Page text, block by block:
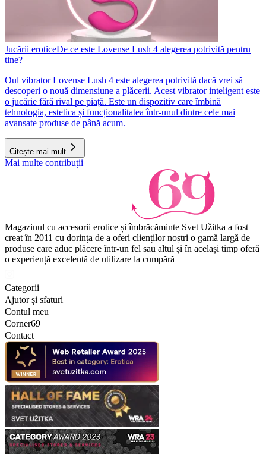
Jucării eroticeDe ce este Lovense Lush 4 alegerea potrivită pentru
tine?
Oul vibrator Lovense Lush 4 este alegerea potrivită dacă vrei să
descoperi o nouă dimensiune a plăcerii. Acest vibrator inteligent este
o jucărie fără rival pe piață. Este un dispozitiv care îmbină
tehnologia, estetica și funcționalitatea într-unul dintre cele mai
avansate produse de până acum.
Citește mai mult
Mai multe contribuții
Magazinul cu accesorii erotice și îmbrăcăminte Svet Užitka a fost
creat în 2011 cu dorința de a oferi clienților noștri o gamă largă de
produse care aduc plăcere într-un fel sau altul și în același timp oferă
o experiență excelentă de utilizare la cumpără
Categorii
Ajutor și sfaturi
Contul meu
Corner69
Contact